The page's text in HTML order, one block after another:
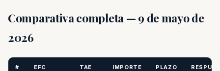
Comparativa completa — 9 de mayo de
2026
# EFC TAE IMPORTE PLAZO